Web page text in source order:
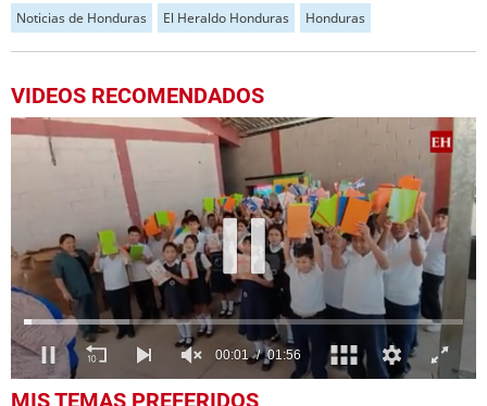
Noticias de Honduras El Heraldo Honduras Honduras
VIDEOS RECOMENDADOS
MIS TEMAS PREFERIDOS